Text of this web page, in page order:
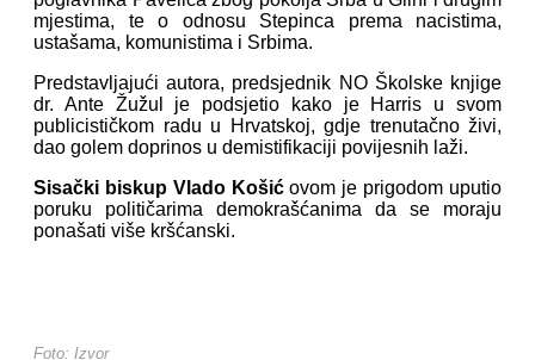
mjestima, te o odnosu Stepinca prema nacistima,
ustašama, komunistima i Srbima.
Predstavljajući autora, predsjednik NO Školske knjige
dr. Ante Žužul je podsjetio kako je Harris u svom
publicističkom radu u Hrvatskoj, gdje trenutačno živi,
dao golem doprinos u demistifikaciji povijesnih laži.
Sisački biskup Vlado Košićovom je prigodom uputio
poruku političarima demokrašćanima da se moraju
ponašati više kršćanski.
Foto: Izvor